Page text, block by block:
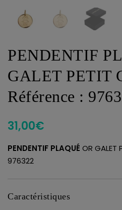
PENDENTIF
GALET PETIT
Référence :
31,00€
PENDENTIF PLAQUÉ OR GALET
976322
Caractéristiques